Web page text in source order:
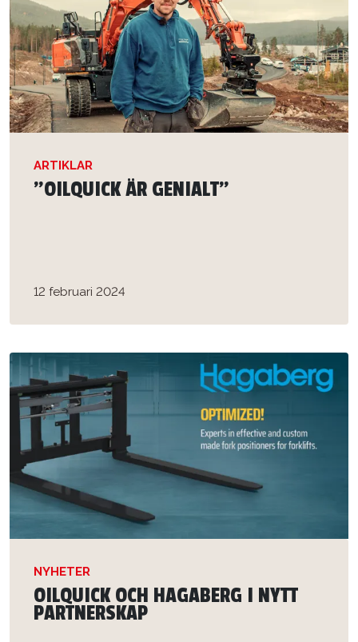
ARTIKLAR
”OILQUICK ÄR GENIALT”
12 februari 2024
NYHETER
OILQUICK OCH HAGABERG I NYTT
PARTNERSKAP